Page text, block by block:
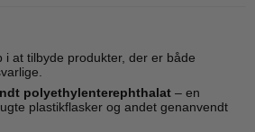
i at tilbyde produkter, der er både
polyethylenterephthalat – en
plastikflasker og andet genanvendt